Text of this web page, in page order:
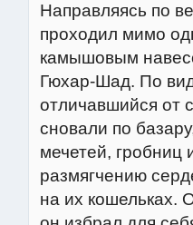
Hаправляясь по
проходил мимо
камышовым
Гюхар-Шад. По
отличавшийся от
сновали по
мечетей, гробниц
размягчению
на их кошельках.